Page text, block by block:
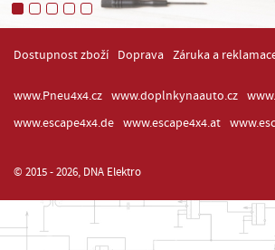
Dostupnost zboží Doprava Záruka a
www.Pneu4x4.cz www.doplnkynaauto.cz
www.escape4x4.de
www.escape4x4.at
© 2015 - 2026, DNA Elektro